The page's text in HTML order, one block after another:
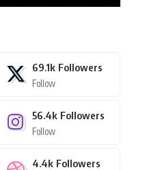
69.1k Followers
Follow
56.4k Followers
Follow
4.4k Followers